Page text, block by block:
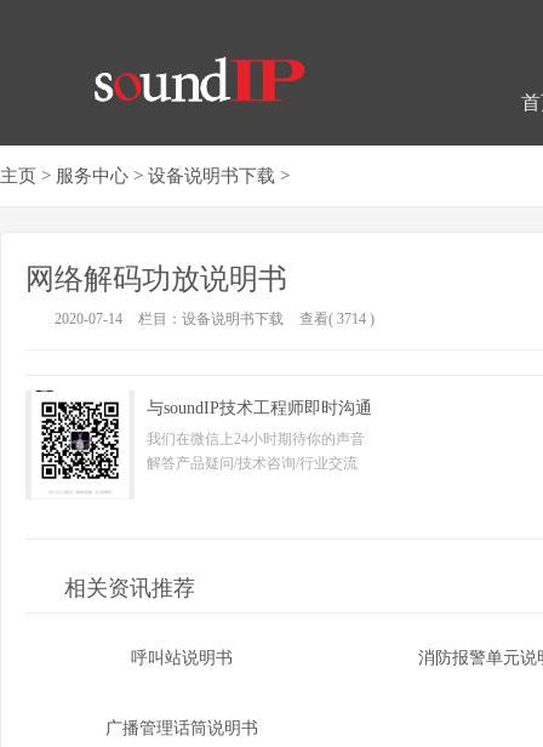
主页 > 服务中心 > 设备说明书下载 >
网络解码功放说明书
2020-07-14 栏目： 设备说明书下载 查看( 3714 )
与soundIP技术工程师即时沟通
我们在微信上24小时期待你的声音
解答产品疑问/技术咨询/行业交流
相关资讯推荐
呼叫站说明书 消防报警单元说
广播管理话筒说明书